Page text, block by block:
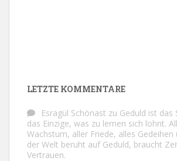
LETZTE KOMMENTARE
Esragül Schönast zu Geduld ist das
das Einzige, was zu lernen sich lohnt.
Wachstum, aller Friede, alles Gedeihen
der Welt beruht auf Geduld, braucht
Vertrauen.